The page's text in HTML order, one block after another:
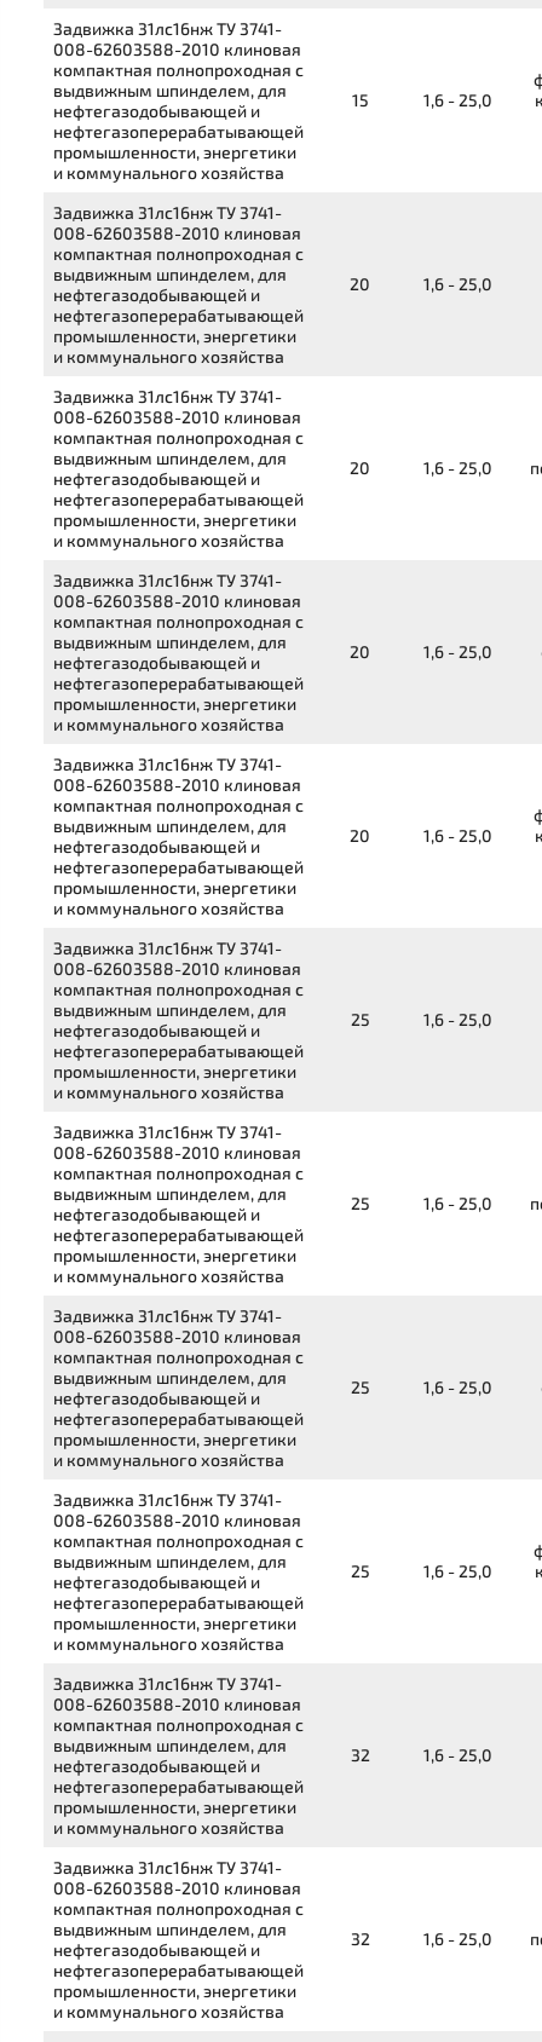
Задвижка 31лс16нжТУ 3741-
008-62603588-2010 клиновая
компактная полнопроходная с
выдвижным шпинделем, для
нефтегазодобывающей и
нефтегазоперерабатывающей
промышленности, энергетики
и коммунального хозяйства
15 1,6 - 25,0
Задвижка 31лс16нжТУ 3741-
008-62603588-2010 клиновая
компактная полнопроходная с
выдвижным шпинделем, для
нефтегазодобывающей и
нефтегазоперерабатывающей
промышленности, энергетики
и коммунального хозяйства
20 1,6 - 25,0
Задвижка 31лс16нжТУ 3741-
008-62603588-2010 клиновая
компактная полнопроходная с
выдвижным шпинделем, для
нефтегазодобывающей и
нефтегазоперерабатывающей
промышленности, энергетики
и коммунального хозяйства
20 1,6 - 25,0
Задвижка 31лс16нжТУ 3741-
008-62603588-2010 клиновая
компактная полнопроходная с
выдвижным шпинделем, для
нефтегазодобывающей и
нефтегазоперерабатывающей
промышленности, энергетики
и коммунального хозяйства
20 1,6 - 25,0
Задвижка 31лс16нжТУ 3741-
008-62603588-2010 клиновая
компактная полнопроходная с
выдвижным шпинделем, для
нефтегазодобывающей и
нефтегазоперерабатывающей
промышленности, энергетики
и коммунального хозяйства
20 1,6 - 25,0
Задвижка 31лс16нжТУ 3741-
008-62603588-2010 клиновая
компактная полнопроходная с
выдвижным шпинделем, для
нефтегазодобывающей и
нефтегазоперерабатывающей
промышленности, энергетики
и коммунального хозяйства
25 1,6 - 25,0
Задвижка 31лс16нжТУ 3741-
008-62603588-2010 клиновая
компактная полнопроходная с
выдвижным шпинделем, для
нефтегазодобывающей и
нефтегазоперерабатывающей
промышленности, энергетики
и коммунального хозяйства
25 1,6 - 25,0
Задвижка 31лс16нжТУ 3741-
008-62603588-2010 клиновая
компактная полнопроходная с
выдвижным шпинделем, для
нефтегазодобывающей и
нефтегазоперерабатывающей
промышленности, энергетики
и коммунального хозяйства
25 1,6 - 25,0
Задвижка 31лс16нжТУ 3741-
008-62603588-2010 клиновая
компактная полнопроходная с
выдвижным шпинделем, для
нефтегазодобывающей и
нефтегазоперерабатывающей
промышленности, энергетики
и коммунального хозяйства
25 1,6 - 25,0
Задвижка 31лс16нжТУ 3741-
008-62603588-2010 клиновая
компактная полнопроходная с
выдвижным шпинделем, для
нефтегазодобывающей и
нефтегазоперерабатывающей
промышленности, энергетики
и коммунального хозяйства
32 1,6 - 25,0
Задвижка 31лс16нжТУ 3741-
008-62603588-2010 клиновая
компактная полнопроходная с
выдвижным шпинделем, для
нефтегазодобывающей и
нефтегазоперерабатывающей
промышленности, энергетики
и коммунального хозяйства
32 1,6 - 25,0